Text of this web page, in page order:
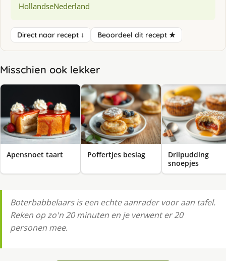
HollandseNederland
Direct naar recept ↓ Beoordeel dit recept ★
Misschien ook lekker
Apensnoet taart Poffertjes beslag
Drilpudding
snoepjes
Boterbabbelaars is een echte aanrader voor aan tafel.
Reken op zo'n 20 minuten en je verwent er 20
personen mee.